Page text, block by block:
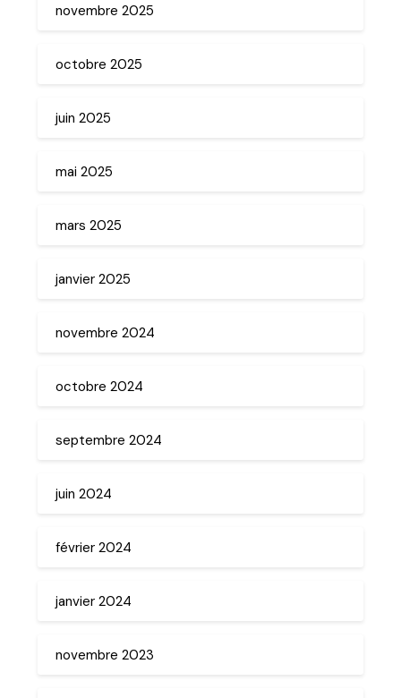
novembre 2025
octobre 2025
juin 2025
mai 2025
mars 2025
janvier 2025
novembre 2024
octobre 2024
septembre 2024
juin 2024
février 2024
janvier 2024
novembre 2023